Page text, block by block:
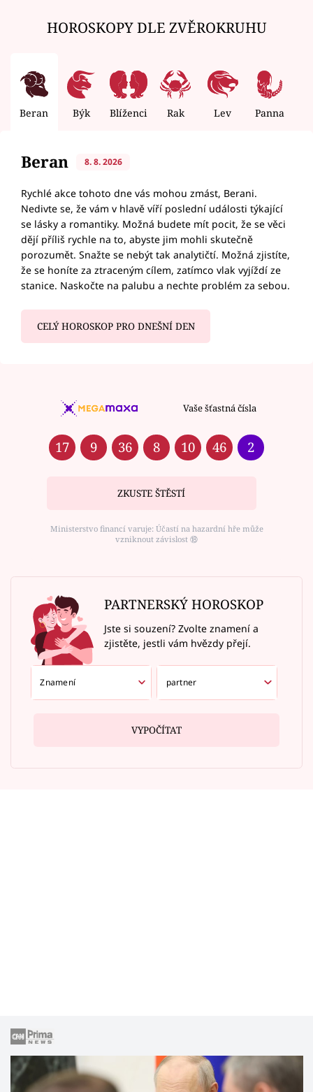
HOROSKOPY DLE ZVĚROKRUHU
Beran Býk Blíženci Rak Lev Panna
Beran 8. 8. 2026
Rychlé akce tohoto dne vás mohou zmást, Berani.
Nedivte se, že vám v hlavě víří poslední události týkající
se lásky a romantiky. Možná budete mít pocit, že se věci
dějí příliš rychle na to, abyste jim mohli skutečně
porozumět. Snažte se nebýt tak analytičtí. Možná zjistíte,
že se honíte za ztraceným cílem, zatímco vlak vyjíždí ze
stanice. Naskočte na palubu a nechte problém za sebou.
CELÝ HOROSKOP PRO DNEŠNÍ DEN
Vaše šťastná čísla
17 9 36 8 10 46 2
ZKUSTE ŠTĚSTÍ
Ministerstvo financí varuje: Účastí na hazardní hře může
vzniknout závislost ⑱
PARTNERSKÝ HOROSKOP
Jste si souzení? Zvolte znamení a
zjistěte, jestli vám hvězdy přejí.
VYPOČÍTAT